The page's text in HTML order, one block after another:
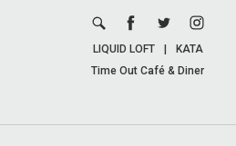
LIQUID LOFT
KATA
Time Out Café & Diner